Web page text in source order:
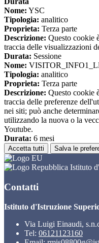
Nome: YSC
Tipologia: analitico
Proprieta: Terza parte
Descrizione: Questo cookie
traccia delle visualizzazioni
Durata: Sessione
Nome:
Tipologia: analitico
Proprieta: Terza parte
Descrizione: Questo cookie
traccia delle preferenze
nei siti; può anche
utilizzando la nuova o la
Youtube.
Durata: 6 mesi
Accetta tutti Salva le
Istituto
Contatti
Istituto d'Istruzione
Via Luigi Einaudi,
Tel: 06121123160